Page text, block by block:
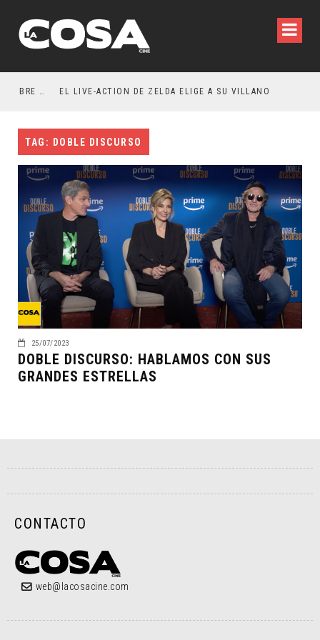
RESEÑA LA INVITACIÓN: OLIVIA WILDE REFLEXIONA SOBRE LA VIDA CONYUGAL EL LIVE-ACTION DE ZELDA ELIGE A SU VILLANO
TAG: DOBLE DISCURSO
25/07/2023
DOBLE DISCURSO: HABLAMOS CON SUS
GRANDES ESTRELLAS
CONTACTO
web@lacosacine.com